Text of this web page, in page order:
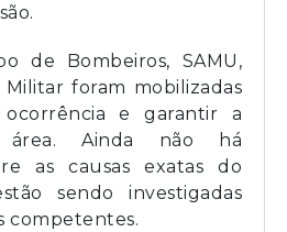
de Bombeiros, SAMU,
foram mobilizadas
e garantir a
área. Ainda não há
as causas exatas do
sendo investigadas
competentes.